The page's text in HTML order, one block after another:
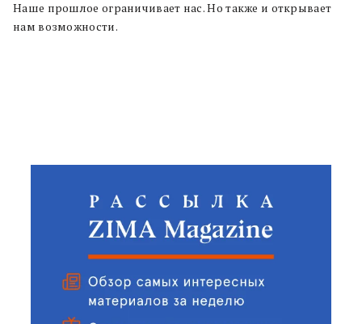
Наше прошлое ограничивает нас. Но также и открывает
нам возможности.